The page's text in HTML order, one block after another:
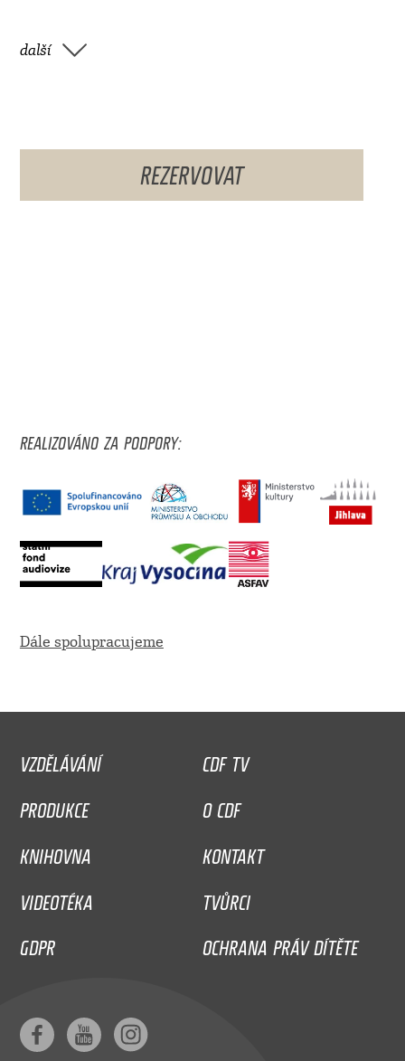
další
REZERVOVAT
REALIZOVÁNO ZA PODPORY:
Dále spolupracujeme
VZDĚLÁVÁNÍ
CDF TV
PRODUKCE
O CDF
KNIHOVNA
KONTAKT
VIDEOTÉKA
TVŮRCI
GDPR
OCHRANA PRÁV DÍTĚTE